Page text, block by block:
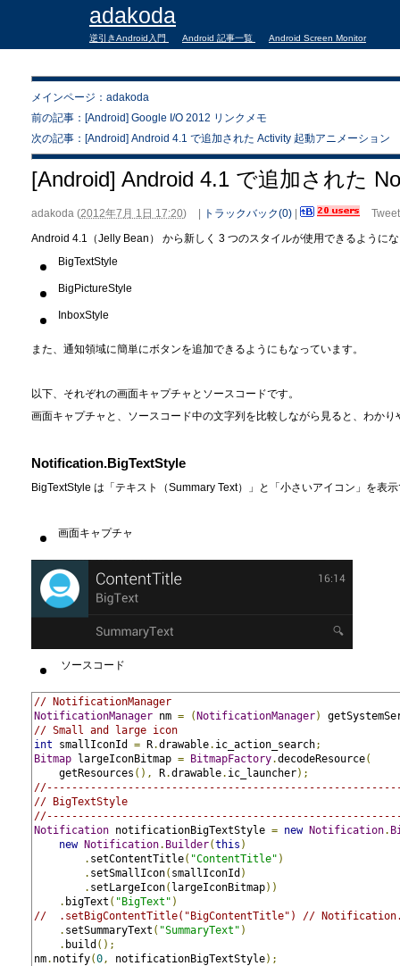
adakoda
逆引きAndroid入門 Android 記事一覧 Android Screen Monitor
メインページ：adakoda
前の記事：[Android] Google I/O 2012 リンクメモ
次の記事：[Android] Android 4.1 で追加された Activity 起動アニメーション
[Android] Android 4.1 で追加された
adakoda (2012年7月 1日 17:20) トラックバック(0)
Tweet
Android 4.1（Jelly Bean） から新しく 3 つのスタイルが使用できるように
BigTextStyle
BigPictureStyle
InboxStyle
また、通知領域に簡単にボタンを追加できるようにもなっています。
以下、それぞれの画面キャプチャとソースコードです。
画面キャプチャと、ソースコード中の文字列を比較しながら見ると、わかり
Notification.BigTextStyle
BigTextStyle は「テキスト（Summary Text）」と「小さいアイコン」を表
画面キャプチャ
ソースコード
// NotificationManager
NotificationManager nm = (NotificationManager)
// Small and large icon
int smallIconId = R.drawable. ic_action_search;
Bitmap largeIconBitmap = BitmapFactory.decodeResource(
getResources (), R.drawable. ic_launcher);
// BigTextStyle
Notification notificationBigTextStyle = new Notification.
new Notification. Builder(this )
. setContentTitle( "ContentTitle" )
. setSmallIcon( smallIconId )
. setLargeIcon( largeIconBitmap))
. bigText ( "BigText" )
//  .setBigContentTitle("BigContentTitle") //
. setSummaryText ( "SummaryText" )
. build ();
nm. notify(0 , notificationBigTextStyle);